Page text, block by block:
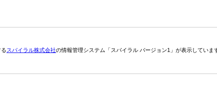
スパイラル株式会社の情報管理システム「スパイラル バージョン1」が表示していま